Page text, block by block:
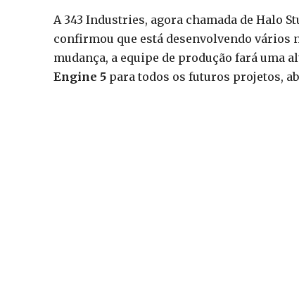
A 343 Industries, agora chamada de Halo
confirmou que está desenvolvendo vários
mudança, a equipe de produção fará uma
Engine 5 para todos os futuros projetos,